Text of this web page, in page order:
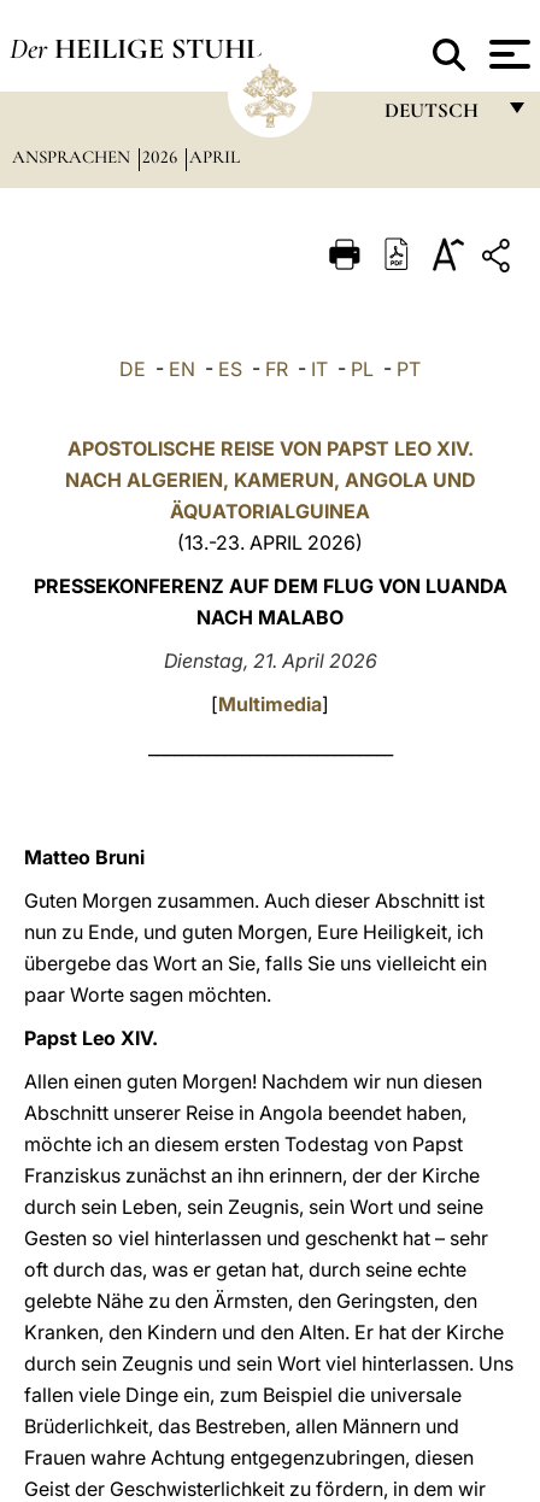
Der HEILIGE STUHL
DEUTSCH
ITALIANO
POLSKI
العربيّة
LATINE
ANSPRACHEN 2026 APRIL
DE - EN - ES - FR - IT - PL - PT
APOSTOLISCHE REISE VON PAPST LEO XIV.
NACH ALGERIEN, KAMERUN, ANGOLA UND
ÄQUATORIALGUINEA
(13.-23. APRIL 2026)
PRESSEKONFERENZ AUF DEM FLUG VON LUANDA
NACH MALABO
Dienstag, 21. April 2026
[Multimedia]
Matteo Bruni
Guten Morgen zusammen. Auch dieser Abschnitt ist
nun zu Ende, und guten Morgen, Eure Heiligkeit, ich
übergebe das Wort an Sie, falls Sie uns vielleicht ein
paar Worte sagen möchten.
Papst Leo XIV.
Allen einen guten Morgen! Nachdem wir nun diesen
Abschnitt unserer Reise in Angola beendet haben,
möchte ich an diesem ersten Todestag von Papst
Franziskus zunächst an ihn erinnern, der der Kirche
durch sein Leben, sein Zeugnis, sein Wort und seine
Gesten so viel hinterlassen und geschenkt hat – sehr
oft durch das, was er getan hat, durch seine echte
gelebte Nähe zu den Ärmsten, den Geringsten, den
Kranken, den Kindern und den Alten. Er hat der Kirche
durch sein Zeugnis und sein Wort viel hinterlassen. Uns
fallen viele Dinge ein, zum Beispiel die universale
Brüderlichkeit, das Bestreben, allen Männern und
Frauen wahre Achtung entgegenzubringen, diesen
Geist der Geschwisterlichkeit zu fördern, in dem wir